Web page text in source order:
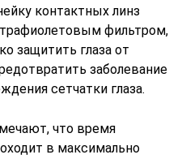
контактных линз
фильтром,
защитить глаза от
заболевание
сетчатки глаза.
что время
в максимально